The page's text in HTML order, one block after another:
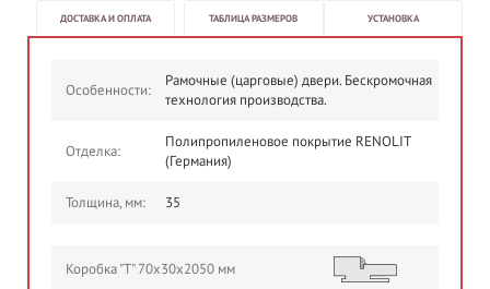
ДОСТАВКА И ОПЛАТА ТАБЛИЦА РАЗМЕРОВ УСТАНОВКА
Особенности:
Рамочные (царговые) двери. Бескромочная
технология производства.
Отделка:
Полипропиленовое покрытие RENOLIT
(Германия)
Толщина, мм: 35
Коробка "Т" 70х30х2050 мм